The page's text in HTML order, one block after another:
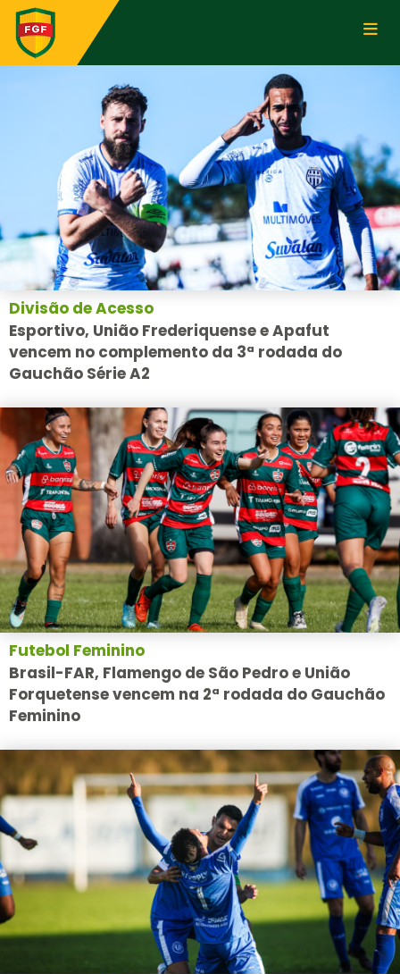
Divisão de Acesso
Esportivo, União Frederiquense e Apafut
vencem no complemento da 3ª rodada do
Gauchão Série A2
Futebol Feminino
Brasil-FAR, Flamengo de São Pedro e União
Forquetense vencem na 2ª rodada do Gauchão
Feminino